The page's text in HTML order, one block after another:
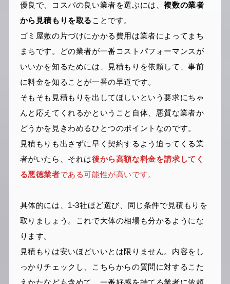
優良で、コスパの良い業者を選ぶには、複数の業者
から見積もりを取る ことです。
ゴミ屋敷の片づけにかかる費用は業者によってまち
まちです。どの業者が一番コストパフォーマンスが
いいかを知るためには、見積もりを依頼して、事前
に料金を知ることが一番の早道です。
そもそも見積もりを出してほしいという要求にちゃ
んと応えてくれるかということ自体、悪質な業者か
どうかを見きわめるひとつのポイントなのです。
見積もりも出さずに早く契約するよう迫ってくる業
者がいたら、それは後から高額な料金を請求してく
る悪徳業者である可能性が高いです。
具体的には、1-3社ほど選び、同じ条件で見積もりを
取りましょう。これで大体の相場も分かるようにな
ります。
見積もりは安いほどいいとは限りません。内容をし
っかりチェックし、こちらからの質問に対するこた
えかたなども含めて、一番好感を持てる業者に依頼